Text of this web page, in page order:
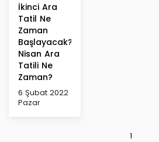
İkinci Ara
Tatil Ne
Zaman
Başlayacak?
Nisan Ara
Tatili Ne
Zaman?
6 Şubat 2022
Pazar
1